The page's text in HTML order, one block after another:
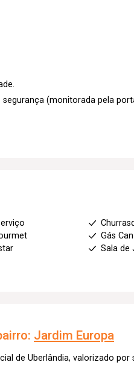
(monitorada pela
Gás
Sala de
Jardim Europa
de Uberlândia, valorizado por